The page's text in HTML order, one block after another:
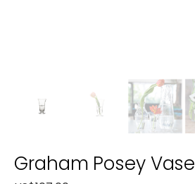
Graham Posey Vase